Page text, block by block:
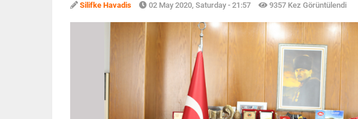
Silifke Havadis 02 May 2020, Saturday - 21:57 9357 Kez Görüntülendi